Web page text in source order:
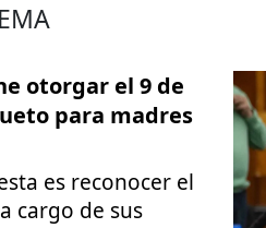
otorgar el 9 de
para madres
es reconocer el
cargo de sus